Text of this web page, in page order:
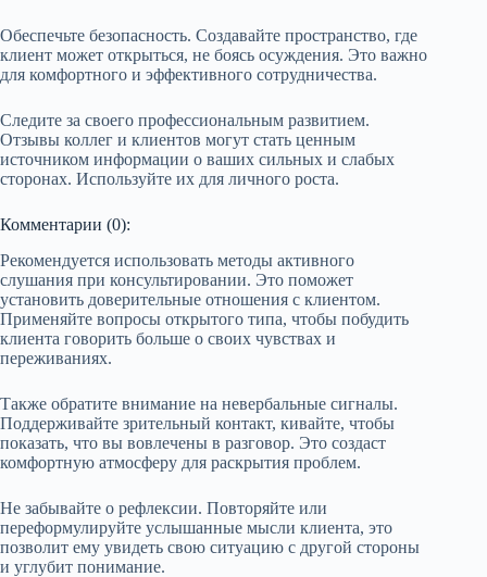
Обеспечьте безопасность. Создавайте пространство, где
клиент может открыться, не боясь осуждения. Это важно
для комфортного и эффективного сотрудничества.
Следите за своего профессиональным развитием.
Отзывы коллег и клиентов могут стать ценным
источником информации о ваших сильных и слабых
сторонах. Используйте их для личного роста.
Комментарии (0):
Рекомендуется использовать методы активного
слушания при консультировании. Это поможет
установить доверительные отношения с клиентом.
Применяйте вопросы открытого типа, чтобы побудить
клиента говорить больше о своих чувствах и
переживаниях.
Также обратите внимание на невербальные сигналы.
Поддерживайте зрительный контакт, кивайте, чтобы
показать, что вы вовлечены в разговор. Это создаст
комфортную атмосферу для раскрытия проблем.
Не забывайте о рефлексии. Повторяйте или
переформулируйте услышанные мысли клиента, это
позволит ему увидеть свою ситуацию с другой стороны
и углубит понимание.